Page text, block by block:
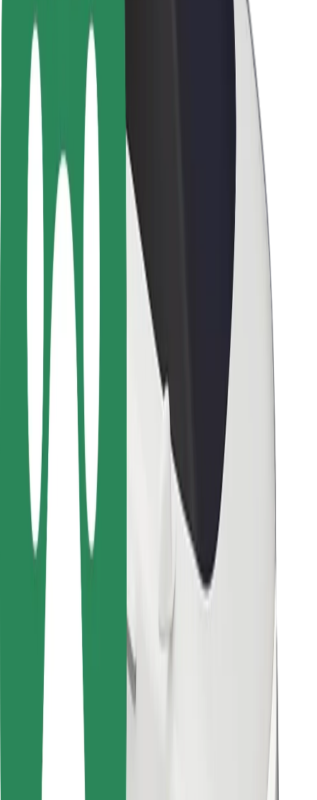
Passagersikkerhed
Chaufførsikkerhed
Sikkerhed på el-løbehjul
Sikkerhedscenter
Byer
Placeringer
Byløsninger
Lufthavne
Bolt-ladestationer
Kundeservice
For passagerer
For chauffører
For leveringspersoner
For flådeejere
For restauranter
Bolt for Business
Andet
Leverandører
Vilkår og betingelser
Cookies
Sikkerhed
Få en tur på få minutter!
Download Bolt-appen
Find din yndlingsmad!
Download Bolt Food-appen